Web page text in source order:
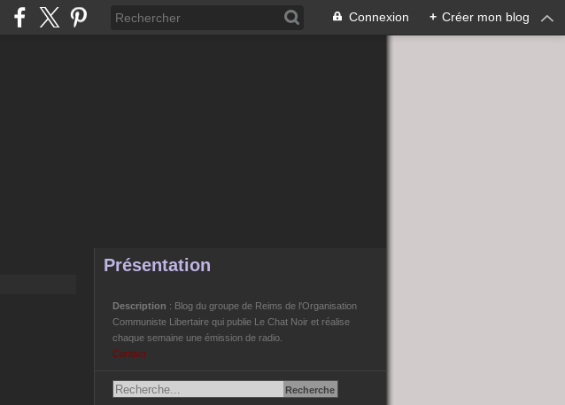
Connexion + Créer mon blog
Présentation
Description : Blog du groupe de Reims de l'Organisation
Communiste Libertaire qui publie Le Chat Noir et réalise
chaque semaine une émission de radio.
Contact